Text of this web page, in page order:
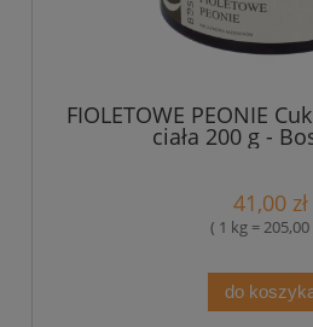
FIOLETOWE PEONIE
ciała 200 g -
41,00 zł
( 1 kg = 205,00
do